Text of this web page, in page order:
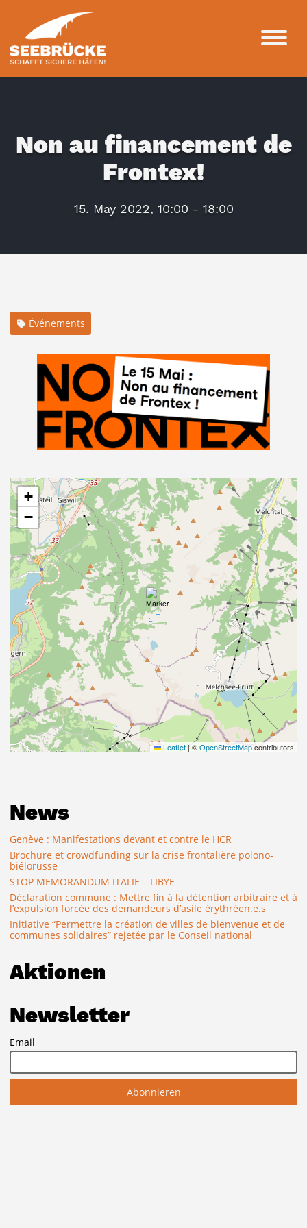
Non au financement de
Frontex!
15. May 2022, 10:00 - 18:00
Événements
+
−
Leaflet|©OpenStreetMapcontributors
News
Genève : Manifestations devant et contre le HCR
Brochure et crowdfunding sur la crise frontalière polono-
biélorusse
STOP MEMORANDUM ITALIE – LIBYE
Déclaration commune : Mettre fin à la détention arbitraire et à
l’expulsion forcée des demandeurs d’asile érythréen.e.s
Initiative “Permettre la création de villes de bienvenue et de
communes solidaires” rejetée par le Conseil national
Aktionen
Newsletter
Email